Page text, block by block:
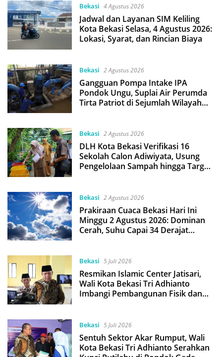
Bekasi 4 Agustus 2026
Jadwal dan Layanan SIM Keliling
Kota Bekasi Selasa, 4 Agustus 2026:
Lokasi, Syarat, dan Rincian Biaya
Bekasi 2 Agustus 2026
Gangguan Pompa Intake IPA
Pondok Ungu, Suplai Air Perumda
Tirta Patriot di Sejumlah Wilayah
Bekasi 2 Agustus 2026
DLH Kota Bekasi Verifikasi 16
Sekolah Calon Adiwiyata, Usung
Pengelolaan Sampah hingga Target
Bekasi 2 Agustus 2026
Prakiraan Cuaca Bekasi Hari Ini
Minggu 2 Agustus 2026: Dominan
Cerah, Suhu Capai 34 Derajat
Bekasi 5 Juli 2026
Resmikan Islamic Center Jatisari,
Wali Kota Bekasi Tri Adhianto
Imbangi Pembangunan Fisik dan
Bekasi 5 Juli 2026
Sentuh Sektor Akar Rumput, Wali
Kota Bekasi Tri Adhianto Serahkan